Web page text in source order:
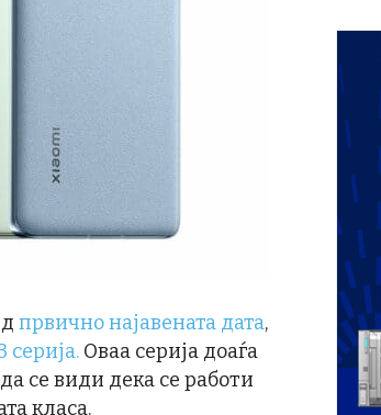
првично најавената дата,
серија. Оваа серија доаѓа
се види дека се работи
класа.